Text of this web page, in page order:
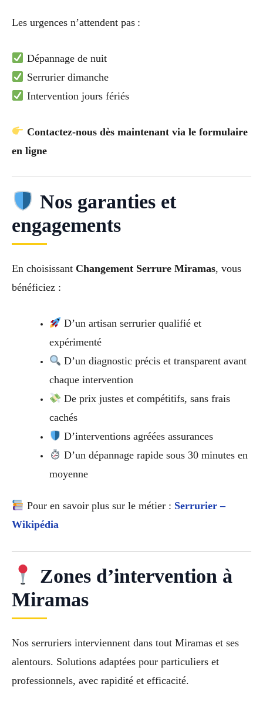
Les urgences n’attendent pas :
Dépannage de nuit
Serrurier dimanche
Intervention jours fériés
Contactez-nous dès maintenant via le formulaire
en ligne
Nos garanties et
engagements
En choisissant Changement Serrure Miramas, vous
bénéficiez :
D’un artisan serrurier qualifié et
expérimenté
D’un diagnostic précis et transparent avant
chaque intervention
De prix justes et compétitifs, sans frais
cachés
D’interventions agréées assurances
D’un dépannage rapide sous 30 minutes en
moyenne
Pour en savoir plus sur le métier : Serrurier –
Wikipédia
Zones d’intervention à
Miramas
Nos serruriers interviennent dans tout Miramas et ses
alentours. Solutions adaptées pour particuliers et
professionnels, avec rapidité et efficacité.